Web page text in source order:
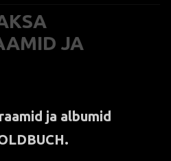
JA
ja albumid